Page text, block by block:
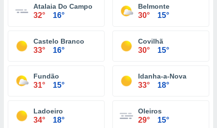
Atalaia Do Campo
32° 16°
Belmonte
30° 15°
Castelo Branco
33° 16°
Covilhã
30° 15°
Fundão
31° 15°
Idanha-a-Nova
33° 18°
Ladoeiro
34° 18°
Oleiros
29° 15°